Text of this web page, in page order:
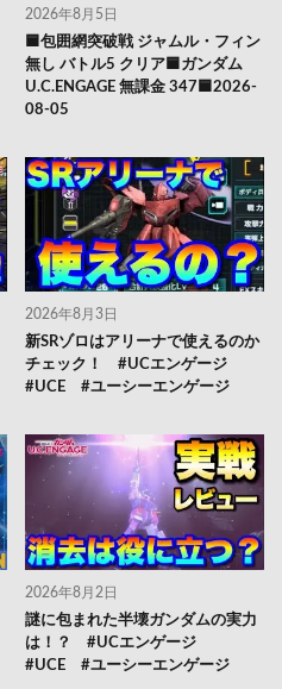
2026年8月5日
🟦包囲網突破戦 ジャムル・フィン
無し バトル5 クリア🟦ガンダム
U.C.ENGAGE 無課金 347🟦2026-
08-05
2026年8月3日
新SRゾロはアリーナで使えるのか
チェック！ #UCエンゲージ
#UCE #ユーシーエンゲージ
2026年8月2日
謎に包まれた半壊ガンダムの実力
は！？ #UCエンゲージ
#UCE #ユーシーエンゲージ